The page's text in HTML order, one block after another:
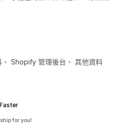
Shopify 管理後台、 其他資料
for you!